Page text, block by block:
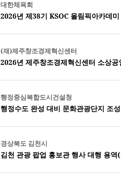
대한체육회
2026년 제38기 KSOC 올림픽아카데
(재)제주창조경제혁신센터
2026년 제주창조경제혁신센터 소상
행정중심복합도시건설청
행정수도 완성 대비 문화관광단지 조
경상북도 김천시
김천 관광 팝업 홍보관 행사 대행 용